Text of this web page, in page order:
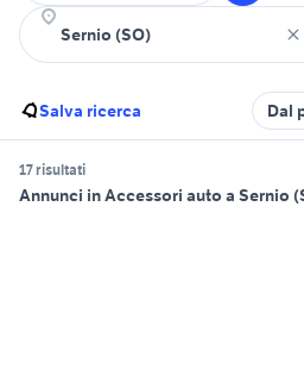
Salva ricerca Dal
17 risultati
Annunci in Accessori auto a Sernio